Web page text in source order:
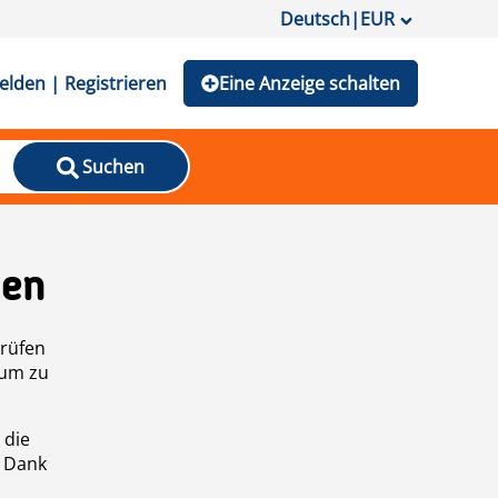
Deutsch|EUR
| Registrieren Eine Anzeige schalten
Suchen
zu
die